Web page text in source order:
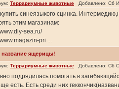
Террариумные животные Добавлено: Сб
синеязыкого сцинка.
этим магазинам:
sea.ru/
pri ...
название ящерицы!
Террариумные животные Добавлено: Сб
подрядилась помогать в
есть. Есть среди них